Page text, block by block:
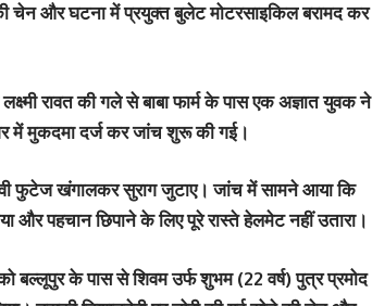
चेन और घटना में प्रयुक्त बुलेट मोटरसाइकिल बरामद कर
रावत की गले से बाबा फार्म के पास एक अज्ञात युवक ने
में मुकदमा दर्ज कर जांच शुरू की गई।
फुटेज खंगालकर सुराग जुटाए। जांच में सामने आया कि
और पहचान छिपाने के लिए पूरे रास्ते हेलमेट नहीं उतारा।
बल्लूपुर के पास सेशिवम उर्फ शुभम (22 वर्ष)पुत्र प्रमोद